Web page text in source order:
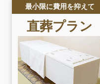
最小限に費用を抑えて
直葬プラン